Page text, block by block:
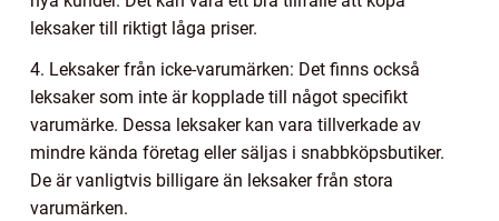
leksaker till riktigt låga priser.
4. Leksaker från icke-varumärken: Det finns också
leksaker som inte är kopplade till något specifikt
varumärke. Dessa leksaker kan vara tillverkade av
mindre kända företag eller säljas i snabbköpsbutiker.
De är vanligtvis billigare än leksaker från stora
varumärken.